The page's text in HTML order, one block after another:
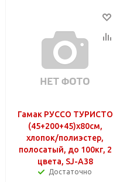
Гамак РУССО ТУРИСТО
(45+200+45)х80см,
хлопок/полиэстер,
полосатый, до 100кг, 2
цвета, SJ-A38
Достаточно